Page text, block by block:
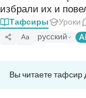
избрали их и
Тафсиры Уроки
Aa русский
Вы читаете тафсир